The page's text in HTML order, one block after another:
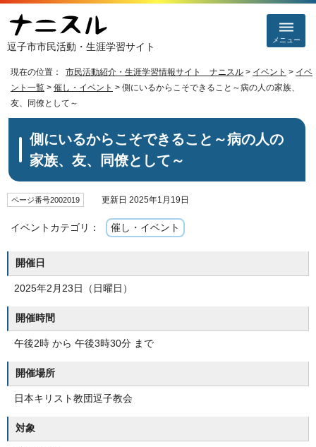
逗子市市民活動・生涯学習サイト
メニュー
現在の位置： 市民活動紹介・生涯学習情報サイト ナニスル > イベント > イベ
ント一覧 > 催し・イベント > 側にいるからこそできること～病の人の家族、
友、同僚として～
側にいるからこそできること～病の人の
家族、友、同僚として～
ページ番号2002019 更新日 2025年1月19日
イベントカテゴリ： 催し・イベント
開催日
2025年2月23日（日曜日）
開催時間
午後2時 から 午後3時30分 まで
開催場所
日本キリスト教団逗子教会
対象